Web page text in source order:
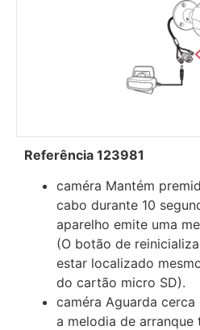
Referência 123981
caméra Mantém
cabo durante 10
aparelho emite uma
(O botão de
estar localizado
do cartão micro SD).
caméra Aguarda
a melodia de arranque